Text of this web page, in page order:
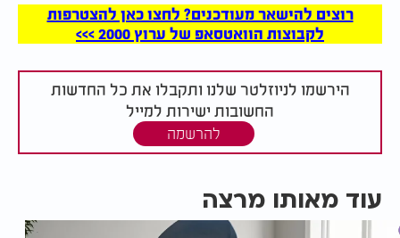
רוצים להישאר מעודכנים? לחצו כאן להצטרפות
לקבוצות הוואטסאפ של ערוץ 2000 >>>
הירשמו לניוזלטר שלנו ותקבלו את כל החדשות
החשובות ישירות למייל
להרשמה
עוד מאותו מרצה